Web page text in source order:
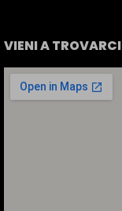
VIENI A TROVARCI